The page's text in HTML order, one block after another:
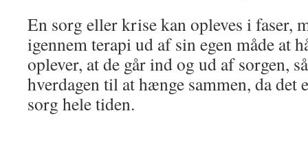
En sorg eller krise kan opleves i faser,
igennem terapi ud af sin egen måde at
oplever, at de går ind og ud af sorgen,
hverdagen til at hænge sammen, da det
sorg hele tiden.